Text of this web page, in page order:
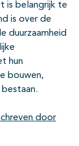
is belangrijk te
is over de
duurzaamheid
hun
bouwen,
door